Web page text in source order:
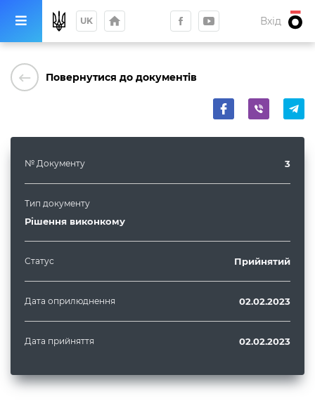
UK home Вхід
keyboard_backspace Повернутися до документів
№ Документу 3
Тип документу
Рішення виконкому
Статус Прийнятий
Дата оприлюднення 02.02.2023
Дата прийняття 02.02.2023